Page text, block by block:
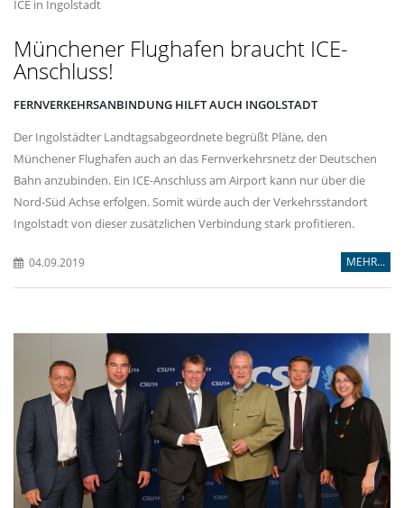
ICE in Ingolstadt
Münchener Flughafen braucht ICE-
Anschluss!
FERNVERKEHRSANBINDUNG HILFT AUCH INGOLSTADT
Der Ingolstädter Landtagsabgeordnete begrüßt Pläne, den
Münchener Flughafen auch an das Fernverkehrsnetz der Deutschen
Bahn anzubinden. Ein ICE-Anschluss am Airport kann nur über die
Nord-Süd Achse erfolgen. Somit würde auch der Verkehrsstandort
Ingolstadt von dieser zusätzlichen Verbindung stark profitieren.
04.09.2019 MEHR...